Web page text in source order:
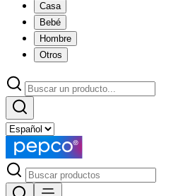
Casa
Bebé
Hombre
Otros